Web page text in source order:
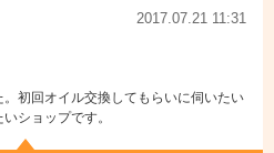
2017.07.21 11:31
初回オイル交換してもらいに伺いたい
ショップです。